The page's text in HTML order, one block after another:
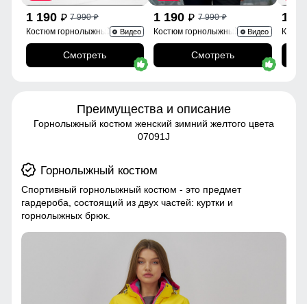
1 190 p 7 990p
Костюм горнолыжный
02395Sl
Видео
Смотреть
1 190 p 7 990p
Костюм горнолыжный 0005Sl
Видео
Смотреть
1
Преимущества и описание
Горнолыжный костюм женский зимний желтого цвета
07091J
Горнолыжный костюм
Спортивный горнолыжный костюм - это предмет
гардероба, состоящий из двух частей: куртки и
горнолыжных брюк.